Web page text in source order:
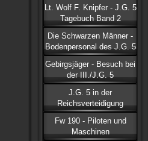
Lt. Wolf F. Knipfer - J.G. 5
Tagebuch Band 2
Die Schwarzen Männer -
Bodenpersonal des J.G. 5
Gebirgsjäger - Besuch bei
der III./J.G. 5
J.G. 5 in der
Reichsverteidigung
Fw 190 - Piloten und
Maschinen